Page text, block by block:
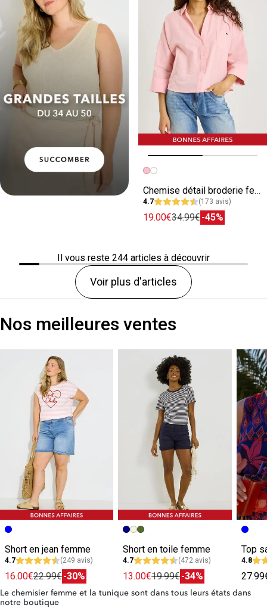
Image précédente
Image suivante
Chemise détail broderie femme
4.7 (173 avis)
19.00€34.99€-45%
Il vous reste 244 articles à découvrir
Voir plus d'articles
Nos meilleures ventes
Short en jean femme
4.7 (249 avis)
16.00€22.99€-30%
Short en toile femme
4.7 (472 avis)
13.00€19.99€-34%
4.8
Le chemisier femme et la tunique sont dans tous leurs états dans
notre boutique